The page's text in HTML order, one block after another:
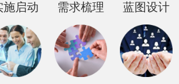
施启动 需求梳理 蓝图设计